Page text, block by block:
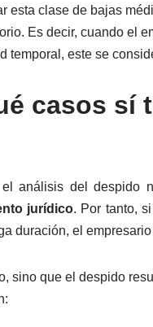
esta clase de bajas
Es decir, cuando el
temporal, este se
casos sí
el análisis del despido
jurídico. Por tanto,
duración, el
sino que el despido